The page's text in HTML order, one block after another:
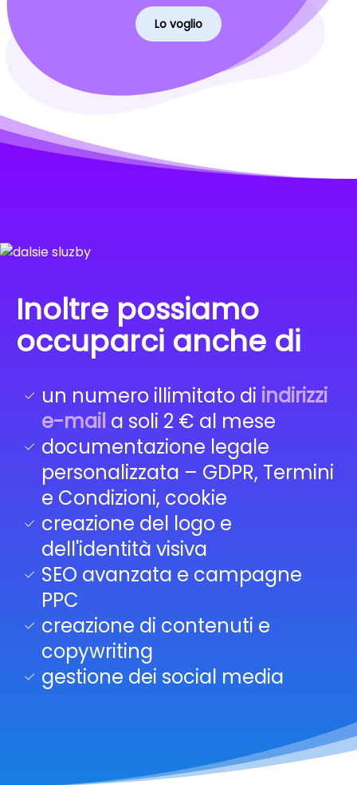
Lo voglio
Inoltre possiamo
occuparci anche di
un numero illimitato di indirizzi
e-mail a soli 2 € al mese
documentazione legale
personalizzata – GDPR, Termini
e Condizioni, cookie
creazione del logo e
dell'identità visiva
SEO avanzata e campagne
PPC
creazione di contenuti e
copywriting
gestione dei social media